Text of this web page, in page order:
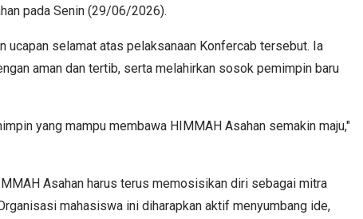
pada Senin (29/06/2026).
ucapan selamat atas pelaksanaan Konfercab tersebut. Ia
aman dan tertib, serta melahirkan sosok pemimpin baru
yang mampu membawa HIMMAH Asahan semakin maju,"
Asahan harus terus memosisikan diri sebagai mitra
mahasiswa ini diharapkan aktif menyumbang ide,